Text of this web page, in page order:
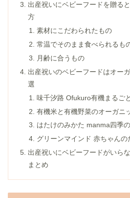
出産祝いにベビーフードを贈る
方
素材にこだわられたもの
常温でそのまま食べられるも
月齢に合うもの
出産祝いのベビーフードはオー
選
味千汐路 Ofukuro有機まるご
有機米と有機野菜のオーガニ
はたけのみかた manma四季
グリーンマインド 赤ちゃんの
出産祝いにベビーフードがいら
まとめ